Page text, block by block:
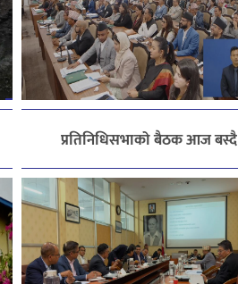
प्रतिनिधिसभाको बैठक आज बस्दै